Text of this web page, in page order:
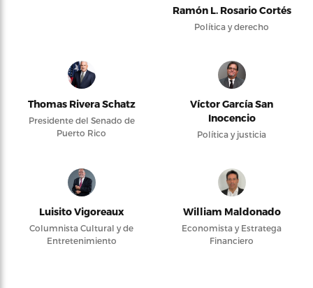
Ramón L. Rosario Cortés
Política y derecho
Thomas Rivera Schatz
Presidente del Senado de
Puerto Rico
Víctor García San
Inocencio
Política y justicia
Luisito Vigoreaux
Columnista Cultural y de
Entretenimiento
William Maldonado
Economista y Estratega
Financiero